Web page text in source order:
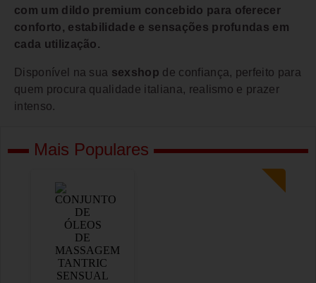
com um dildo premium concebido para oferecer
conforto, estabilidade e sensações profundas em
cada utilização.
Disponível na sua sexshop de confiança, perfeito para
quem procura qualidade italiana, realismo e prazer
intenso.
Mais Populares